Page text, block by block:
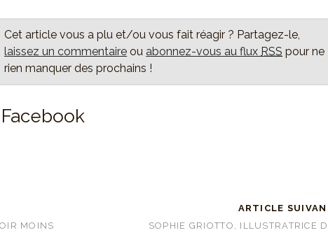
Cet article vous a plu et/ou vous fait réagir ? Partagez-le,
laissez un commentaire ou abonnez-vous au flux RSS pour ne
rien manquer des prochains !
MOINS
ARTICLE
SOPHIE GRIOTTO, ILLUSTRATRICE